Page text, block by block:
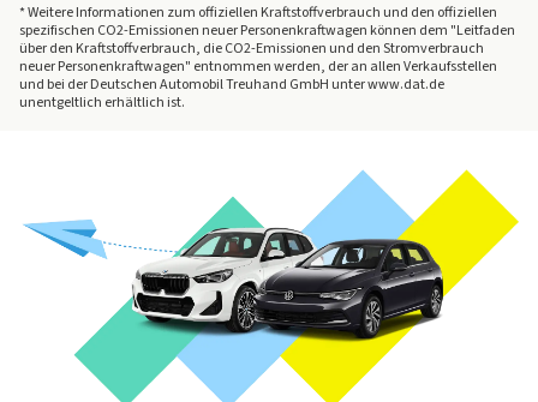
* Weitere Informationen zum offiziellen Kraftstoffverbrauch und den offiziellen
spezifischen CO2-Emissionen neuer Personenkraftwagen können dem "Leitfaden
über den Kraftstoffverbrauch, die CO2-Emissionen und den Stromverbrauch
neuer Personenkraftwagen" entnommen werden, der an allen Verkaufsstellen
und bei der Deutschen Automobil Treuhand GmbH unter www.dat.de
unentgeltlich erhältlich ist.